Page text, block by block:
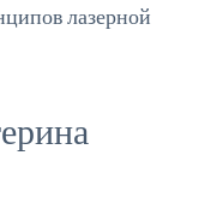
лазерной